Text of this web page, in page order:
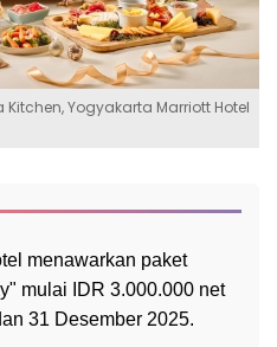
Yogyakarta Marriott Hotel
menawarkan paket
mulai IDR 3.000.000 net
31 Desember 2025.